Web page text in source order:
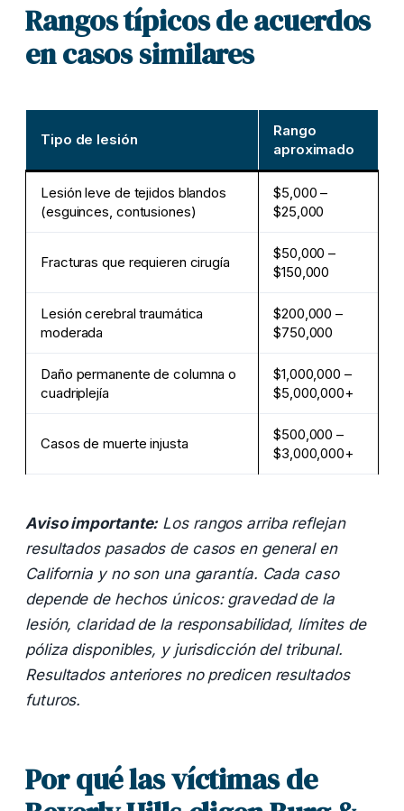
Rangos típicos de acuerdos
en casos similares
Tipo de lesión
Rango
aproximado
Lesión leve de tejidos blandos
(esguinces, contusiones)
$5,000 –
$25,000
Fracturas que requieren cirugía
$50,000 –
$150,000
Lesión cerebral traumática
moderada
$200,000 –
$750,000
Daño permanente de columna o
cuadriplejía
$1,000,000 –
$5,000,000+
Casos de muerte injusta
$500,000 –
$3,000,000+
Aviso importante:Los rangos arriba reflejan
resultados pasados de casos en general en
California y no son una garantía. Cada caso
depende de hechos únicos: gravedad de la
lesión, claridad de la responsabilidad, límites de
póliza disponibles, y jurisdicción del tribunal.
Resultados anteriores no predicen resultados
futuros.
Por qué las víctimas de